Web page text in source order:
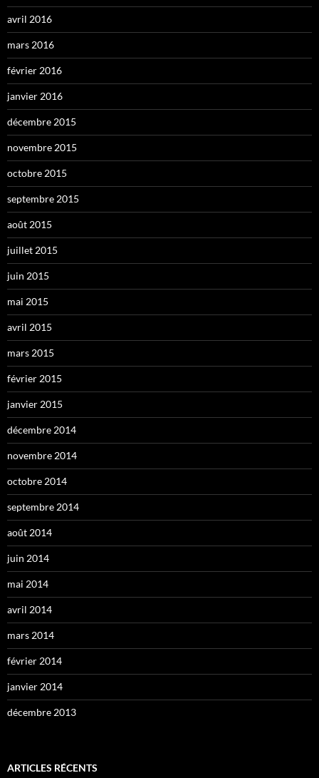
avril 2016
mars 2016
février 2016
janvier 2016
décembre 2015
novembre 2015
octobre 2015
septembre 2015
août 2015
juillet 2015
juin 2015
mai 2015
avril 2015
mars 2015
février 2015
janvier 2015
décembre 2014
novembre 2014
octobre 2014
septembre 2014
août 2014
juin 2014
mai 2014
avril 2014
mars 2014
février 2014
janvier 2014
décembre 2013
ARTICLES RÉCENTS